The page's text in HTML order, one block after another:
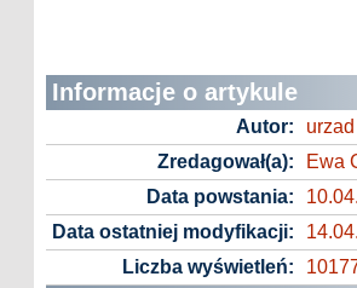
Informacje o artykule
Autor:
Zredagował(a):
Ewa
Data powstania:
Data ostatniej modyfikacji:
Liczba wyświetleń: